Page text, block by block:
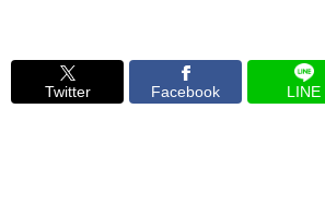
Twitter Facebook LINE